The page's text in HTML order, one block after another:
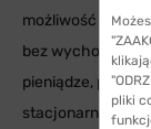
możliwość
bez wychodzenia
pieniądze,
stacjonarne.
pliki